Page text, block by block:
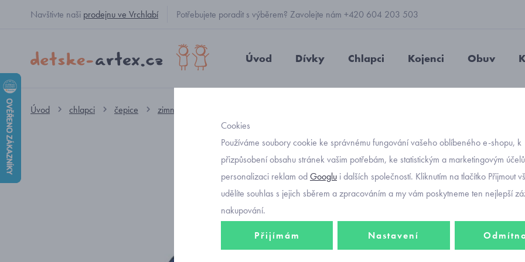
Navštivte naši prodejnu ve Vrchlabí Potřebujete poradit s výběrem? Zavolejte nám +420 604 203 503
Úvod Dívky Chlapci Kojenci Obuv
Úvod chlapci čepice zimní
Objednávací
neon
350
Cookies
Používáme soubory cookie ke správnému fungování vašeho oblíbeného e-shopu, k
přizpůsobení obsahu stránek vašim potřebám, ke statistickým a marketingovým
personalizaci reklam odGooglu i dalších společností. Kliknutím na tlačítko Přijmout
udělíte souhlas s jejich sběrem a zpracováním a my vám poskytneme ten nejlepší
nakupování.
Přijímám Nastavení